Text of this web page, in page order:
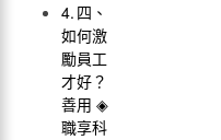
四、
如何激
勵員工
才好？
善用 ◈
職享科